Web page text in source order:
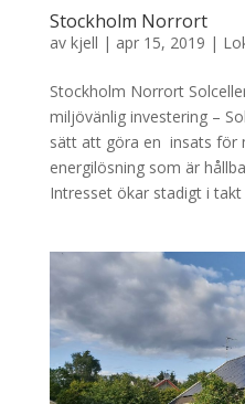
Stockholm Norrort
av kjell | apr 15, 2019 |
Stockholm Norrort
miljövänlig investering –
sätt att göra en insats för
energilösning som är
Intresset ökar stadigt i takt